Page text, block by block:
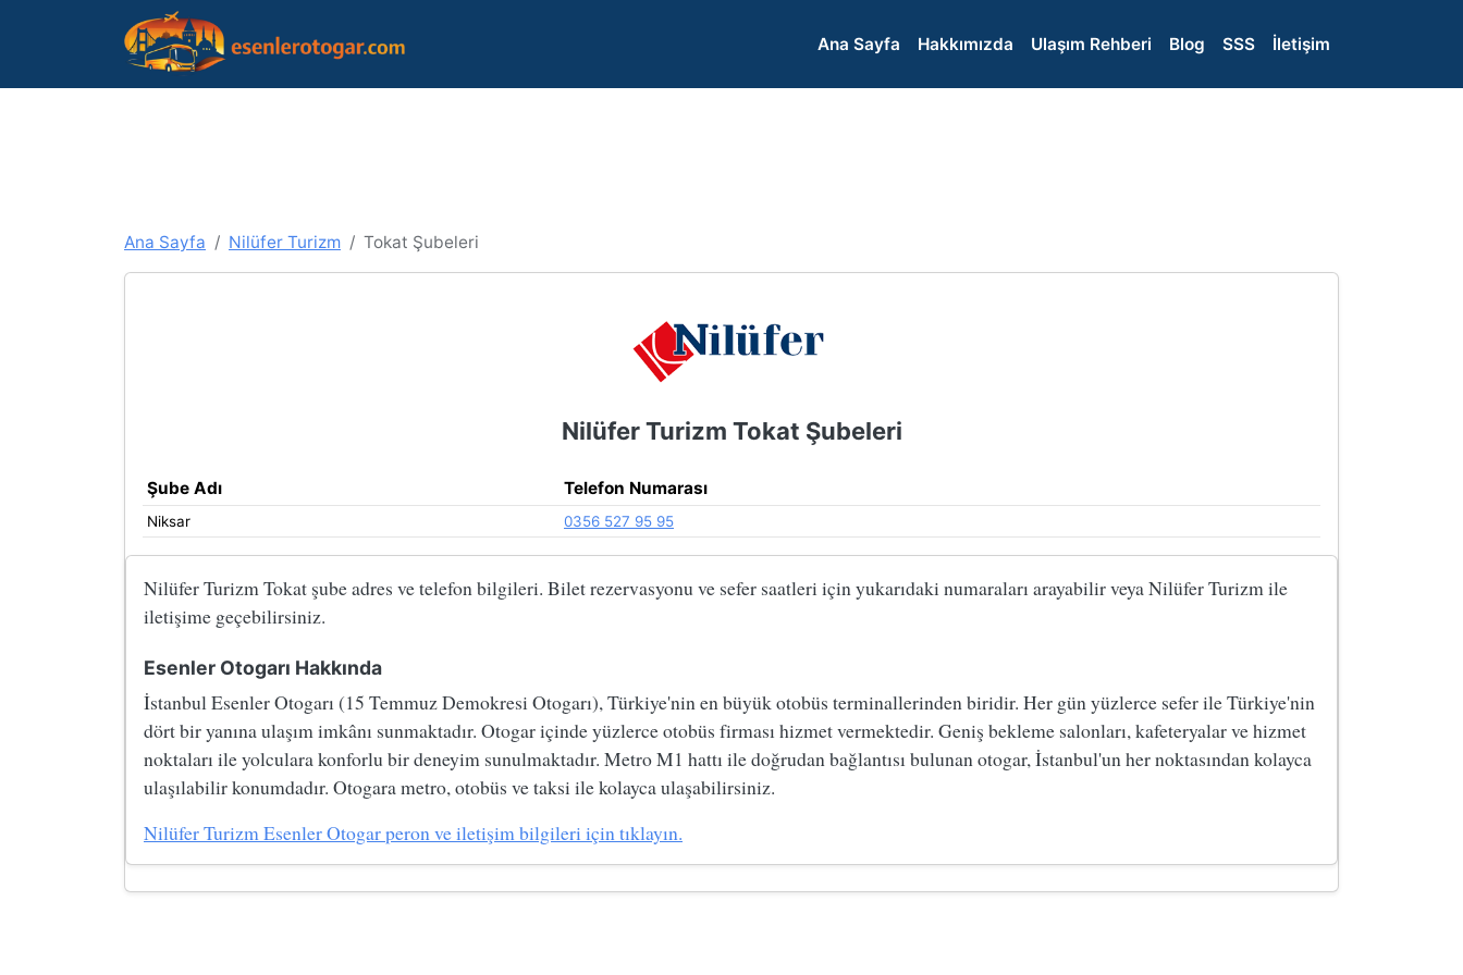
Ana Sayfa Hakkımızda Ulaşım Rehberi Blog SSS İletişim
Ana Sayfa Nilüfer Turizm Tokat Şubeleri
Nilüfer Turizm Tokat Şubeleri
Şube Adı Telefon Numarası
Niksar 0356 527 95 95
Nilüfer Turizm Tokat şube adres ve telefon bilgileri. Bilet rezervasyonu ve sefer saatleri için yukarıdaki numaraları arayabilir veya Nilüfer Turizm ile
iletişime geçebilirsiniz.
Esenler Otogarı Hakkında
İstanbul Esenler Otogarı (15 Temmuz Demokresi Otogarı), Türkiye'nin en büyük otobüs terminallerinden biridir. Her gün yüzlerce sefer ile Türkiye'nin
dört bir yanına ulaşım imkânı sunmaktadır. Otogar içinde yüzlerce otobüs firması hizmet vermektedir. Geniş bekleme salonları, kafeteryalar ve hizmet
noktaları ile yolculara konforlu bir deneyim sunulmaktadır. Metro M1 hattı ile doğrudan bağlantısı bulunan otogar, İstanbul'un her noktasından kolayca
ulaşılabilir konumdadır. Otogara metro, otobüs ve taksi ile kolayca ulaşabilirsiniz.
Nilüfer Turizm Esenler Otogar peron ve iletişim bilgileri için tıklayın.